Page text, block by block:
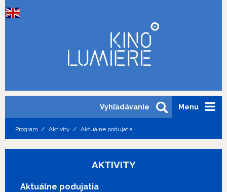
Menu
Vyhľadávanie
Program Aktivity Aktuálne podujatia
AKTIVITY
Aktuálne podujatia